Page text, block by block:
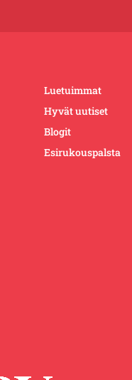
Luetuimmat
Hyvät uutiset
Blogit
Esirukouspalsta